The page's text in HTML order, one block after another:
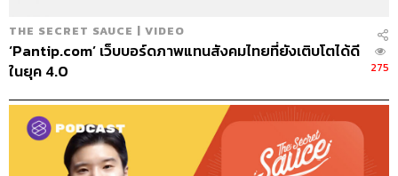
THE SECRET SAUCE | VIDEO
‘Pantip.com’ เว็บบอร์ดภาพแทนสังคมไทยที่ยังเติบโตได้ดี
ในยุค 4.0
275